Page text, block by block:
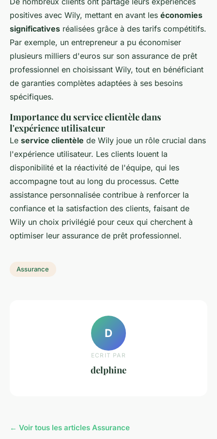
positives avec Wily, mettant en avant les économies
significatives réalisées grâce à des tarifs compétitifs.
Par exemple, un entrepreneur a pu économiser
plusieurs milliers d'euros sur son assurance de prêt
professionnel en choisissant Wily, tout en bénéficiant
de garanties complètes adaptées à ses besoins
spécifiques.
Importance du service clientèle dans
l'expérience utilisateur
Le service clientèle de Wily joue un rôle crucial dans
l'expérience utilisateur. Les clients louent la
disponibilité et la réactivité de l'équipe, qui les
accompagne tout au long du processus. Cette
assistance personnalisée contribue à renforcer la
confiance et la satisfaction des clients, faisant de
Wily un choix privilégié pour ceux qui cherchent à
optimiser leur assurance de prêt professionnel.
Assurance
D
ECRIT PAR
delphine
← Voir tous les articles Assurance